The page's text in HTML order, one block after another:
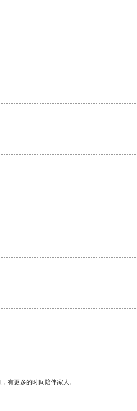
有更多的时间陪伴家人。